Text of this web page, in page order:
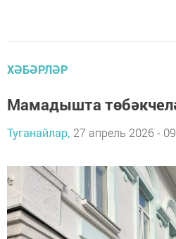
ХӘБӘРЛӘР
Мамадышта
Туганайлар, 27 апрель 2026 -